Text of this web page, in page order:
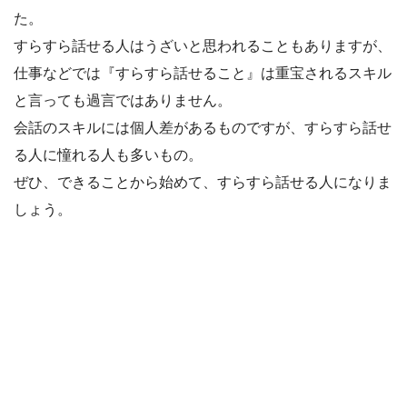
た。
すらすら話せる人はうざいと思われることもありますが、
仕事などでは『すらすら話せること』は重宝されるスキル
と言っても過言ではありません。
会話のスキルには個人差があるものですが、すらすら話せ
る人に憧れる人も多いもの。
ぜひ、できることから始めて、すらすら話せる人になりま
しょう。